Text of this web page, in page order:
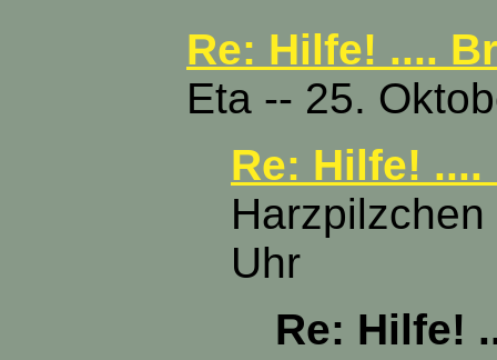
Re: Hilfe! ....
Eta -- 25.
Re: Hilfe!
Uhr
Re: Hilfe!